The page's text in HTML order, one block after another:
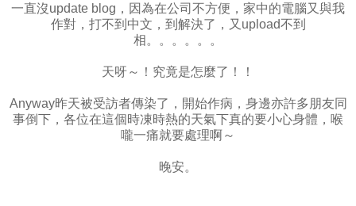
一直沒update blog，因為在公司不方便，家中的電腦又與我
作對，打不到中文，到解決了，又upload不到
相。。。。。。
天呀～！究竟是怎麼了！！
Anyway昨天被受訪者傳染了，開始作病，身邊亦許多朋友同
事倒下，各位在這個時凍時熱的天氣下真的要小心身體，喉
嚨一痛就要處理啊～
晚安。